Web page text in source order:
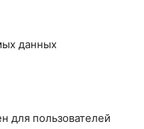
данных
для пользователей